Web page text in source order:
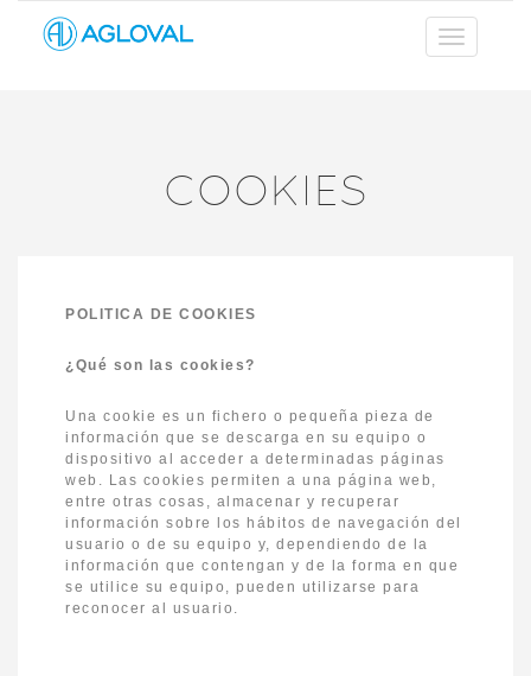
COOKIES
POLITICA DE COOKIES
¿Qué son las cookies?
Una cookie es un fichero o pequeña pieza de
información que se descarga en su equipo o
dispositivo al acceder a determinadas páginas
web. Las cookies permiten a una página web,
entre otras cosas, almacenar y recuperar
información sobre los hábitos de navegación del
usuario o de su equipo y, dependiendo de la
información que contengan y de la forma en que
se utilice su equipo, pueden utilizarse para
reconocer al usuario.